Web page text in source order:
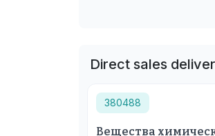
Direct sales
380488
Вещества